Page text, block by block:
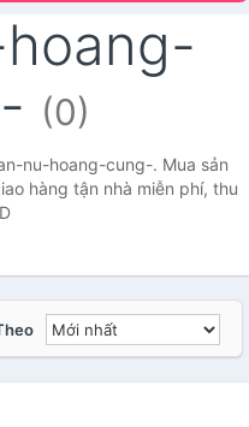
Face
Shop
(0)
nu-hoang-cung-. Mua sản
hàng tận nhà miễn phí, thu